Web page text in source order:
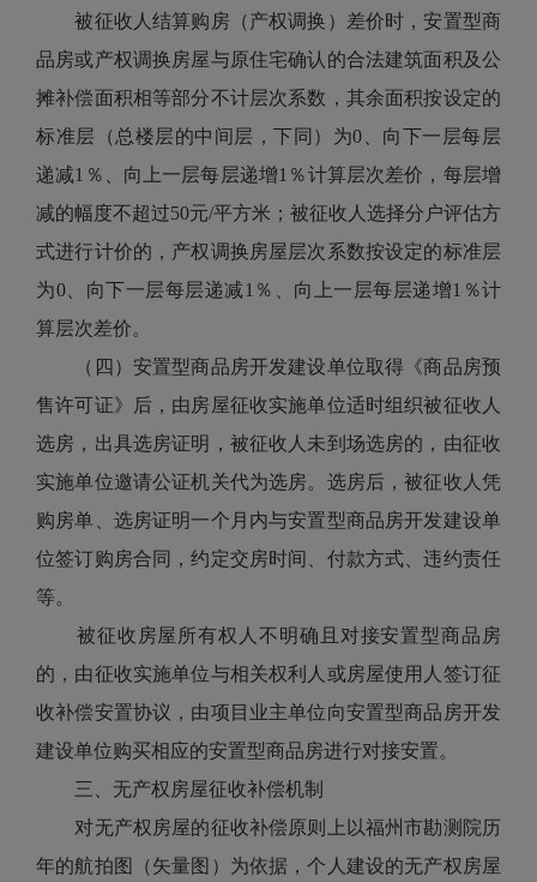
被征收人结算购房（产权调换）差价时，安置型商
品房或产权调换房屋与原住宅确认的合法建筑面积及公
摊补偿面积相等部分不计层次系数，其余面积按设定的
标准层（总楼层的中间层，下同）为0、向下一层每层
递减1％、向上一层每层递增1％计算层次差价，每层增
减的幅度不超过50元/平方米；被征收人选择分户评估方
式进行计价的，产权调换房屋层次系数按设定的标准层
为0、向下一层每层递减1％、向上一层每层递增1％计
算层次差价。
（四）安置型商品房开发建设单位取得《商品房预
售许可证》后，由房屋征收实施单位适时组织被征收人
选房，出具选房证明，被征收人未到场选房的，由征收
实施单位邀请公证机关代为选房。选房后，被征收人凭
购房单、选房证明一个月内与安置型商品房开发建设单
位签订购房合同，约定交房时间、付款方式、违约责任
等。
被征收房屋所有权人不明确且对接安置型商品房
的，由征收实施单位与相关权利人或房屋使用人签订征
收补偿安置协议，由项目业主单位向安置型商品房开发
建设单位购买相应的安置型商品房进行对接安置。
三、无产权房屋征收补偿机制
对无产权房屋的征收补偿原则上以福州市勘测院历
年的航拍图（矢量图）为依据，个人建设的无产权房屋